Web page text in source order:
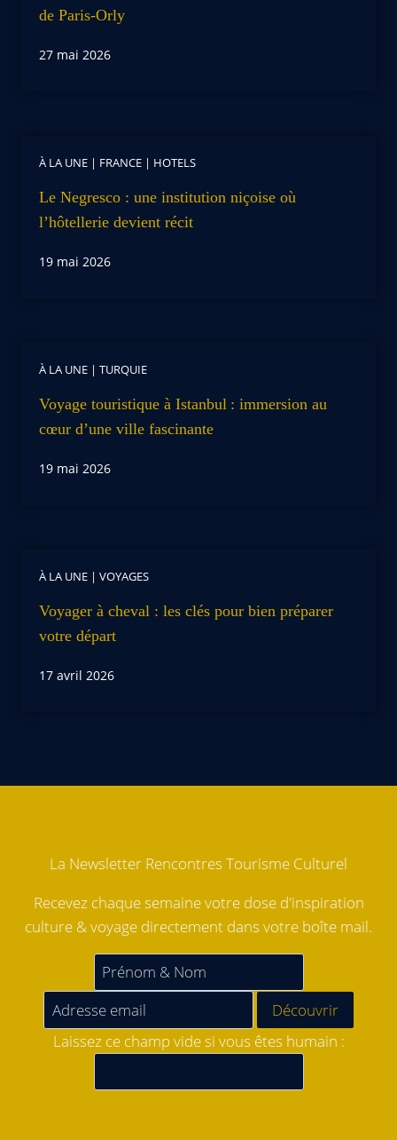
de Paris-Orly
27 mai 2026
À LA UNE | FRANCE | HOTELS
Le Negresco : une institution niçoise où
l’hôtellerie devient récit
19 mai 2026
À LA UNE | TURQUIE
Voyage touristique à Istanbul : immersion au
cœur d’une ville fascinante
19 mai 2026
À LA UNE | VOYAGES
Voyager à cheval : les clés pour bien préparer
votre départ
17 avril 2026
La Newsletter Rencontres Tourisme Culturel
Recevez chaque semaine votre dose d'inspiration
culture & voyage directement dans votre boîte mail.
Laissez ce champ vide si vous êtes humain :